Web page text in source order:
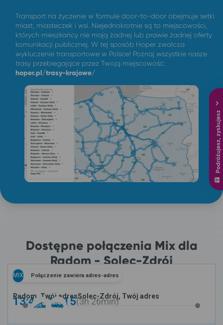
Podróżujesz, zyskujesz
Transport na życzenie w formule door-to-door obejmuje setki
miast, miasteczek i wsi. Niejednokrotnie są to miejscowości,
których mieszkańcy nie mają żadnej lub prawie żadnej oferty
komunikacji publicznej. W tej sposób Hoper zwalcza
wykluczenie transportowe w Polsce! Poznaj wszystkie nasze
trasy przebiegające przez Twoją miejscowość:
hoper.pl/trasy-krajowe/
Dostępne połączenia Mix dla
Radom - Solec-Zdrój
MIX Połączenie zawiera adres-adres
Radom, Twój adresSolec-Zdrój, Twój adres
13:49 -17:15 3h26min